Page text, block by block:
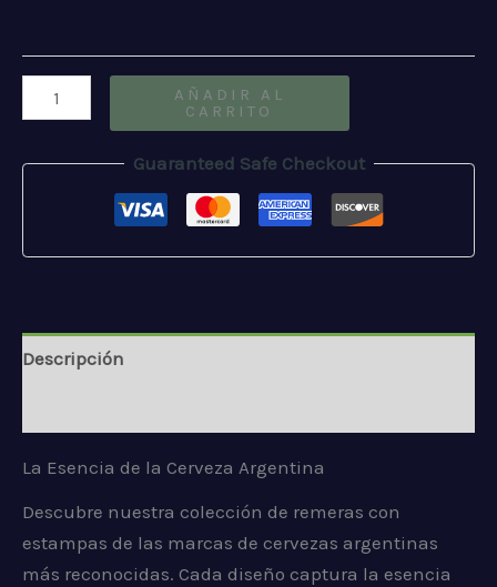
Beer
cantidad
AÑADIR AL
CARRITO
Guaranteed Safe Checkout
Descripción
La Esencia de la Cerveza Argentina
Descubre nuestra colección de remeras con
estampas de las marcas de cervezas argentinas
más reconocidas. Cada diseño captura la esencia